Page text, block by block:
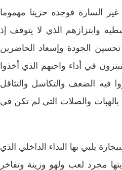
السارة فوجده حزينا مهموما
وابتزازهم الذي لا يتوقف إذ
الجودة وإسعاد الحاضرين
في أداء واجبهم الذي أخذوا
فيه الضعف والتكاسل والتثاقل
والصلات التي لم تكن في
يلبي بها النداء الداخلي الذي
مجرد لعب ولهو وزينة وتفاخر